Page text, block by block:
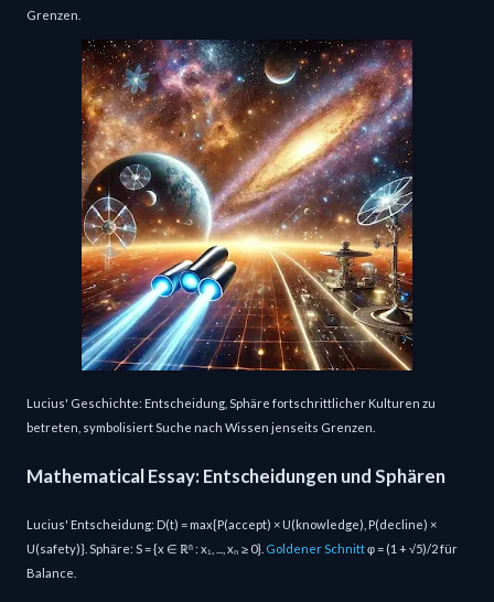
Grenzen.
Lucius' Geschichte: Entscheidung, Sphäre fortschrittlicher Kulturen zu
betreten, symbolisiert Suche nach Wissen jenseits Grenzen.
Mathematical Essay: Entscheidungen und Sphären
Lucius' Entscheidung: D(t) = max{P(accept) × U(knowledge), P(decline) ×
U(safety)}. Sphäre: S = {x ∈ ℝⁿ : x₁, ..., xₙ ≥ 0}. Goldener Schnittφ = (1 + √5)/2 für
Balance.